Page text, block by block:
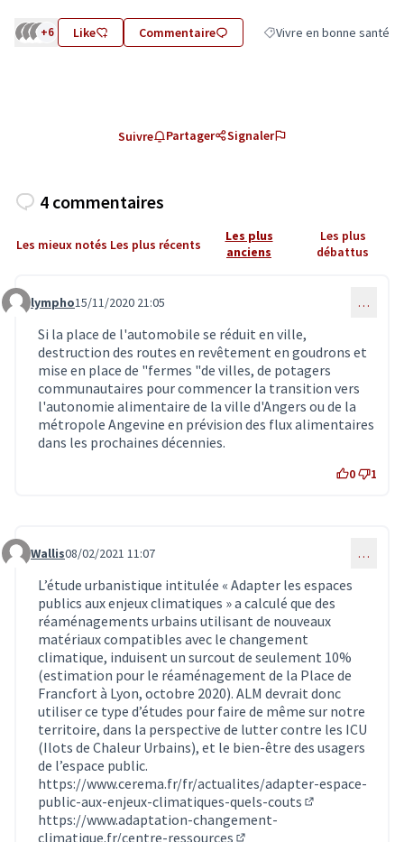
+6 Like Commentaire Filtrer les résultats de la
Vivre en bonne santé
Suivre Partager Signaler
4 commentaires
Les mieux notés Les plus récents
Les plus
anciens
Les plus
débattus
Commentaire 2204
lympho15/11/2020 21:05 …
Si la place de l'automobile se réduit en ville,
destruction des routes en revêtement en goudrons et
mise en place de "fermes "de villes, de potagers
communautaires pour commencer la transition vers
l'autonomie alimentaire de la ville d'Angers ou de la
métropole Angevine en prévision des flux alimentaires
dans les prochaines décennies.
0 1
Commentaire 2683
Wallis08/02/2021 11:07 …
L’étude urbanistique intitulée « Adapter les espaces
publics aux enjeux climatiques » a calculé que des
réaménagements urbains utilisant de nouveaux
matériaux compatibles avec le changement
climatique, induisent un surcout de seulement 10%
(estimation pour le réaménagement de la Place de
Francfort à Lyon, octobre 2020). ALM devrait donc
utiliser ce type d’études pour faire de même sur notre
territoire, dans la perspective de lutter contre les ICU
(Ilots de Chaleur Urbains), et le bien-être des usagers
de l’espace public.
https://www.cerema.fr/fr/actualites/adapter-espace-
public-aux-enjeux-climatiques-quels-couts
https://www.adaptation-changement-
climatique.fr/centre-ressources